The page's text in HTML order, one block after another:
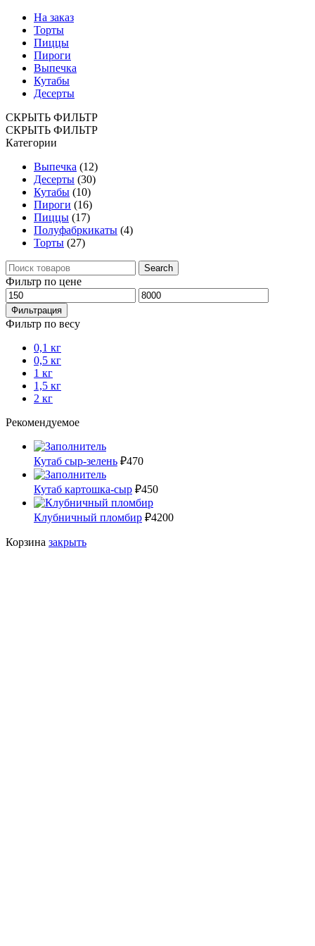
На заказ
Торты
Пиццы
Пироги
Выпечка
Кутабы
Десерты
СКРЫТЬ ФИЛЬТР
СКРЫТЬ ФИЛЬТР
Категории
Выпечка (12)
Десерты (30)
Кутабы (10)
Пироги (16)
Пиццы (17)
Полуфабркикаты (4)
Торты (27)
Поиск
по:
Search
Фильтр по цене
Минимальная
цена
Максимальная
цена
Фильтрация
Фильтр по весу
0,1 кг
0,5 кг
1 кг
1,5 кг
2 кг
Рекомендуемое
Кутаб сыр-зелень ₽470
Кутаб картошка-сыр ₽450
Клубничный пломбир ₽4200
Корзина закрыть